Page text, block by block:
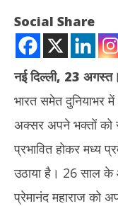
Social Share
नई दिल्ली, 23 अगस्त।
भारत समेत दुनियाभर
अक्सर अपने भक्तों को
प्रभावित होकर मध्य
उठाया है। 26 साल के
प्रेमानंद महाराज को